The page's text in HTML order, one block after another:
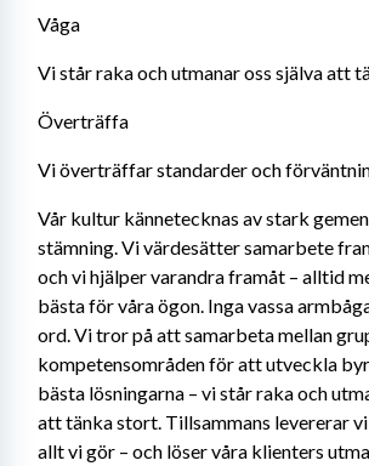
Våga
Vi står raka och utmanar oss själva att
Överträffa
Vi överträffar standarder och
Vår kultur kännetecknas av stark
stämning. Vi värdesätter samarbete
och vi hjälper varandra framåt – alltid
bästa för våra ögon. Inga vassa
ord. Vi tror på att samarbeta mellan
kompetensområden för att utveckla
bästa lösningarna – vi står raka och
att tänka stort. Tillsammans levererar
allt vi gör – och löser våra klienters